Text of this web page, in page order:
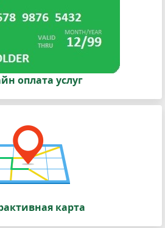
оплата услуг
карта